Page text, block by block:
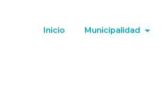
Inicio Municipalidad